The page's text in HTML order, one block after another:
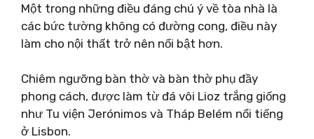
Một trong những điều đáng chú ý về tòa nhà là
các bức tường không có đường cong, điều này
làm cho nội thất trở nên nổi bật hơn.
Chiêm ngưỡng bàn thờ và bàn thờ phụ đầy
phong cách, được làm từ đá vôi Lioz trắng giống
như Tu viện Jerónimos và Tháp Belém nổi tiếng
ở Lisbon.